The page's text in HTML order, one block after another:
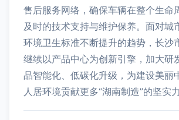
售后服务网络，确保车辆在整个生命
及时的技术支持与维护保养。面对城
环境卫生标准不断提升的趋势，长沙
继续以产品中心为创新引擎，加大研
品智能化、低碳化升级，为建设美丽
人居环境贡献更多“湖南制造”的坚实力